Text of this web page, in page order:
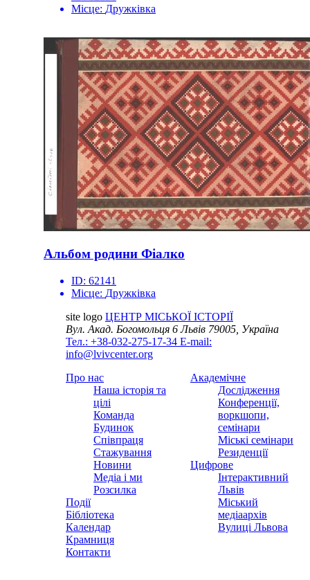
Місце: Дружківка
Альбом родини Фіалко
ID: 62141
Місце: Дружківка
site logo ЦЕНТР МІСЬКОЇ ІСТОРІЇ
Вул. Акад. Богомольця 6Львів 79005, Україна
Тел.: +38-032-275-17-34 E-mail:
info@lvivcenter.org
Про нас
Наша історія та
цілі
Команда
Будинок
Співпраця
Стажування
Новини
Медіа і ми
Розсилка
Події
Бібліотека
Календар
Крамниця
Контакти
Академічне
Дослідження
Конференції,
воркшопи,
семінари
Міські семінари
Резиденції
Цифрове
Інтерактивний
Львів
Міський
медіаархів
Вулиці Львова